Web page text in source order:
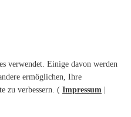
verwendet. Einige davon werden
ermöglichen, Ihre
zu verbessern. ( Impressum